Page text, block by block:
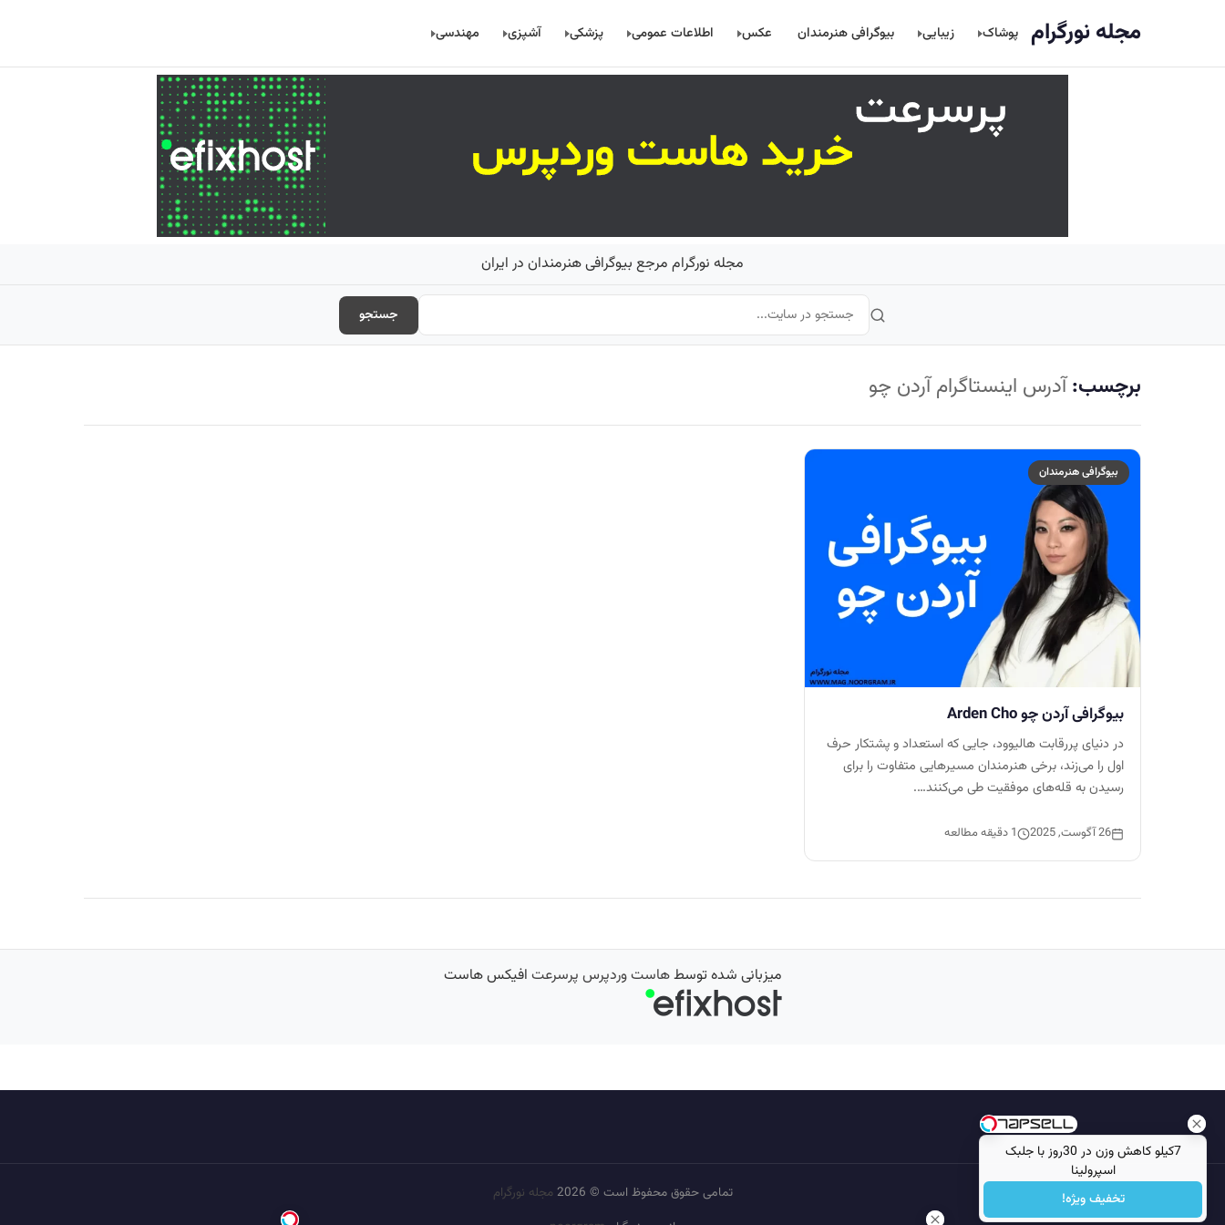
7کیلو کاهش وزن در 30روز با جلبک
اسپرولینا
تخفیف ویژه!
مجله نورگرام پوشاک زیبایی بیوگرافی هنرمندان عکس اطلاعات عمومی پزشکی آشپزی مهندسی
مجله نورگرام مرجع بیوگرافی هنرمندان در ایران
جستجو
برچسب:آدرس اینستاگرام آردن چو
بیوگرافی هنرمندان
بیوگرافی آردن چو Arden Cho
در دنیای پررقابت هالیوود، جایی که استعداد و پشتکار حرف
اول را می‌زند، برخی هنرمندان مسیرهایی متفاوت را برای
رسیدن به قله‌های موفقیت طی می‌کنند….
26 آگوست, 2025 1 دقیقه مطالعه
میزبانی شده توسطهاست وردپرس پرسرعت افیکس هاست
تمامی حقوق محفوظ است © 2026
مجله نورگرام